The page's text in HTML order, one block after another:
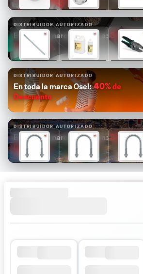
$1,261 $817 $878
DISTRIBUIDOR AUTORIZADO
En toda la marca Greenlee: 30%
Descuento
$10,416 $2,888 $1,752
DISTRIBUIDOR AUTORIZADO
En toda la marca Osel:40%de
Descuento
DISTRIBUIDOR AUTORIZADO
En toda la marca Appleton:30%de
Descuento
$18 $24 $21